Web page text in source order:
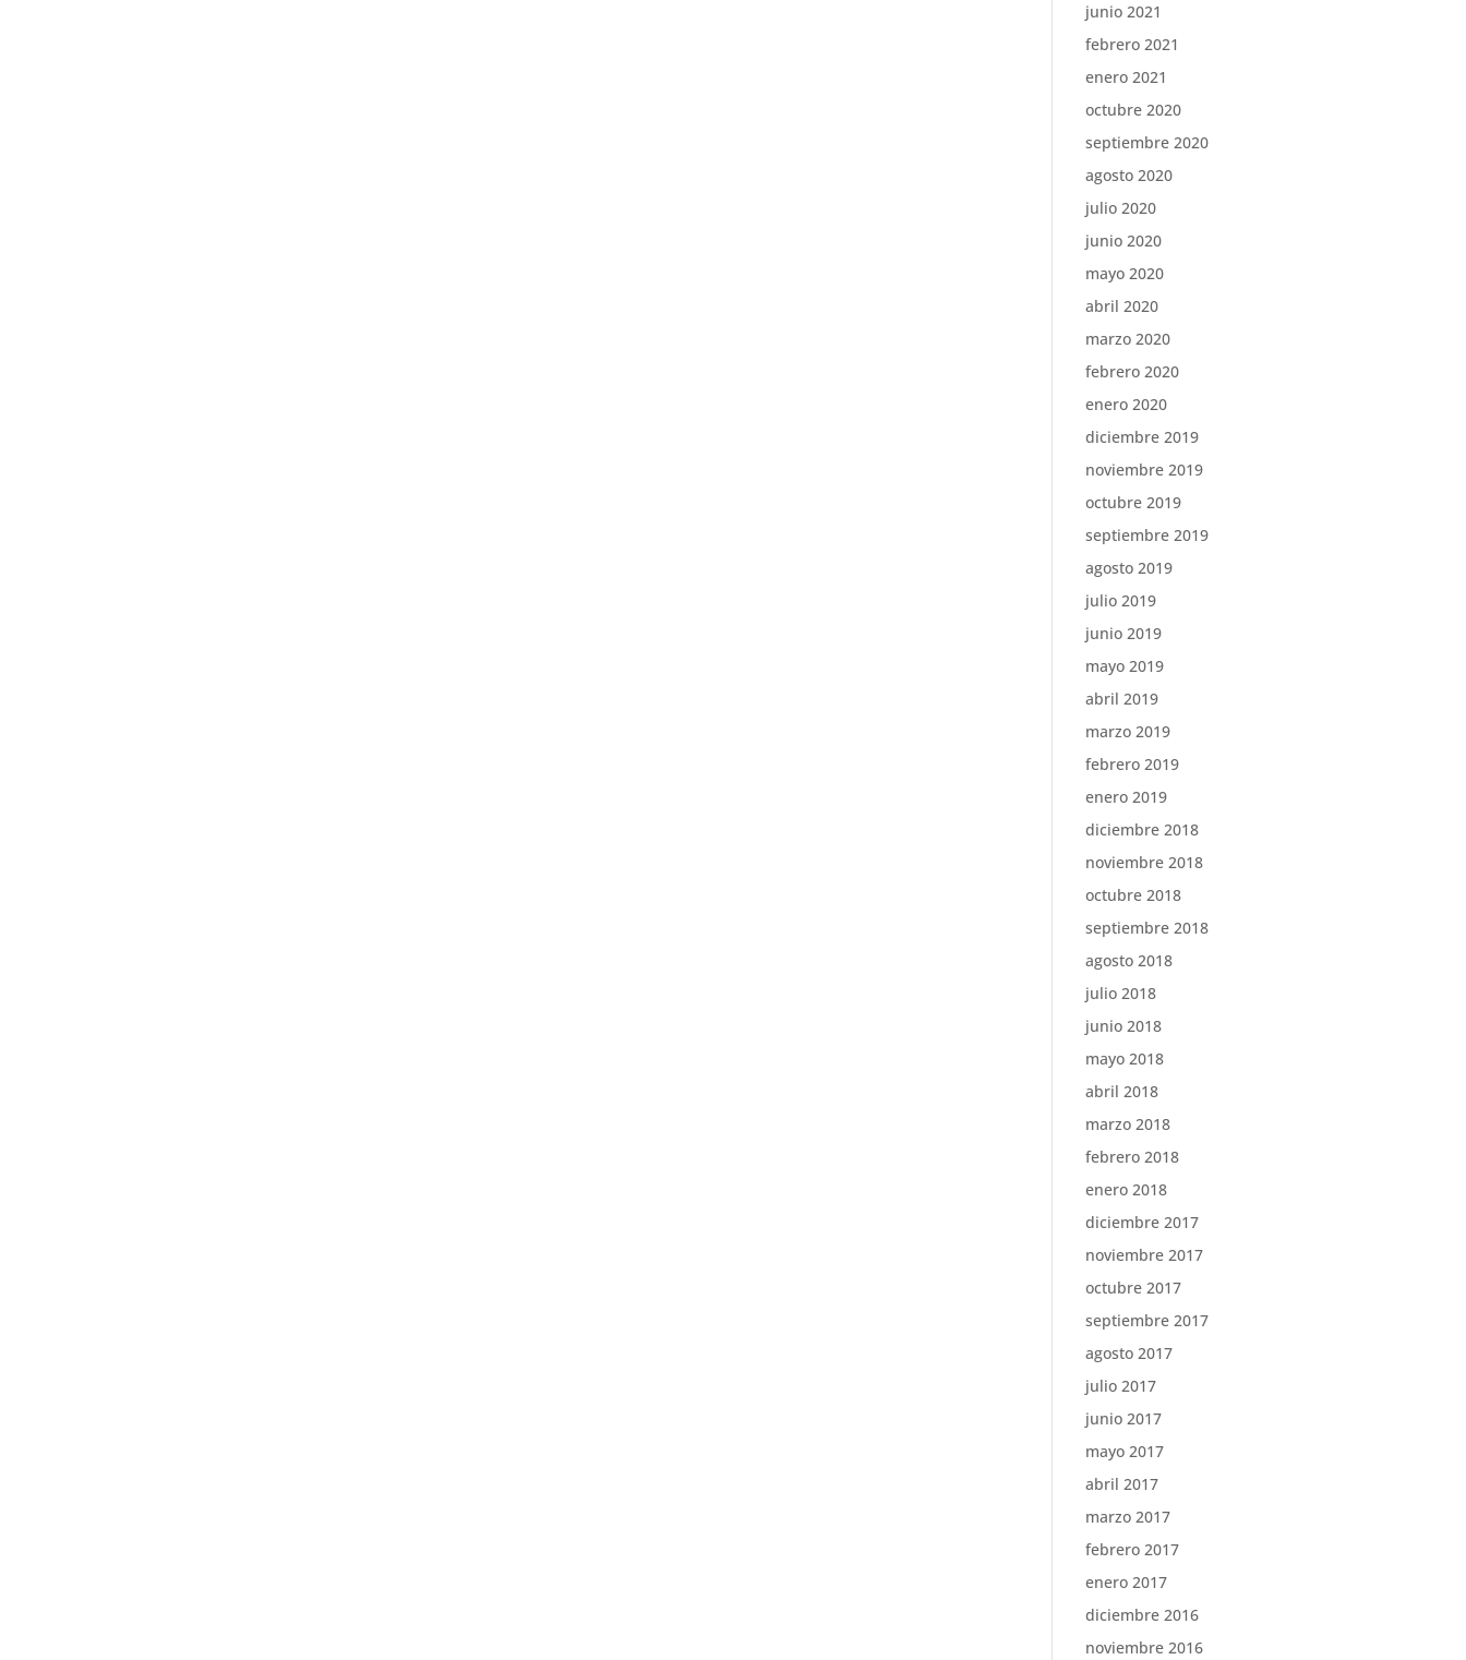
junio 2021
febrero 2021
enero 2021
octubre 2020
septiembre 2020
agosto 2020
julio 2020
junio 2020
mayo 2020
abril 2020
marzo 2020
febrero 2020
enero 2020
diciembre 2019
noviembre 2019
octubre 2019
septiembre 2019
agosto 2019
julio 2019
junio 2019
mayo 2019
abril 2019
marzo 2019
febrero 2019
enero 2019
diciembre 2018
noviembre 2018
octubre 2018
septiembre 2018
agosto 2018
julio 2018
junio 2018
mayo 2018
abril 2018
marzo 2018
febrero 2018
enero 2018
diciembre 2017
noviembre 2017
octubre 2017
septiembre 2017
agosto 2017
julio 2017
junio 2017
mayo 2017
abril 2017
marzo 2017
febrero 2017
enero 2017
diciembre 2016
noviembre 2016